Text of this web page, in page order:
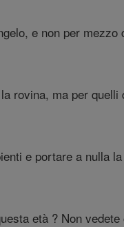
e non per
rovina, ma per
e portare a nulla
età ? Non